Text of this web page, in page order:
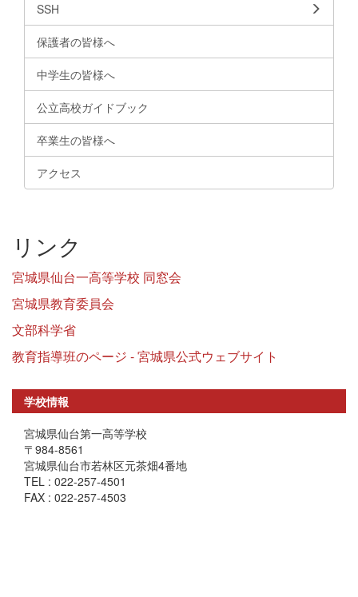
SSH
保護者の皆様へ
中学生の皆様へ
公立高校ガイドブック
卒業生の皆様へ
アクセス
リンク
宮城県仙台一高等学校 同窓会
宮城県教育委員会
文部科学省
教育指導班のページ - 宮城県公式ウェブサイト
学校情報
宮城県仙台第一高等学校
〒984-8561
宮城県仙台市若林区元茶畑4番地
TEL : 022-257-4501
FAX : 022-257-4503